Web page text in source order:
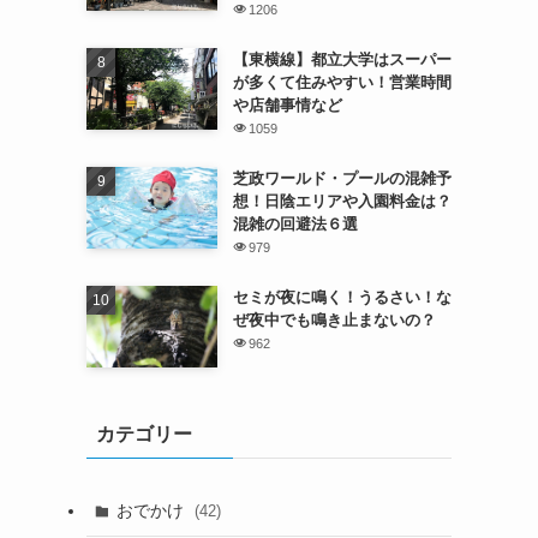
1206
【東横線】都立大学はスーパー
が多くて住みやすい！営業時間
や店舗事情など
1059
芝政ワールド・プールの混雑予
想！日陰エリアや入園料金は？
混雑の回避法６選
979
セミが夜に鳴く！うるさい！な
ぜ夜中でも鳴き止まないの？
962
カテゴリー
おでかけ (42)